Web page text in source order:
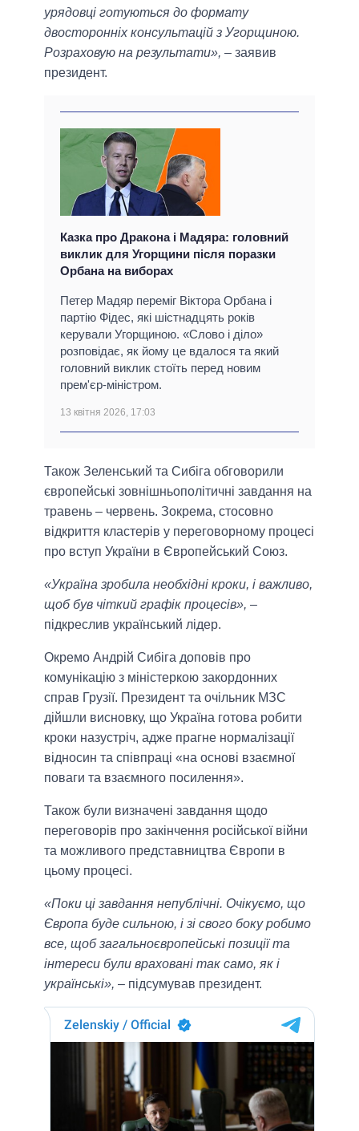
урядовці готуються до формату
двосторонніх консультацій з Угорщиною.
Розраховую на результати», – заявив
президент.
Казка про Дракона і Мадяра: головний
виклик для Угорщини після поразки
Орбана на виборах
Петер Мадяр переміг Віктора Орбана і
партію Фідес, які шістнадцять років
керували Угорщиною. «Слово і діло»
розповідає, як йому це вдалося та який
головний виклик стоїть перед новим
прем'єр-міністром.
13 квітня 2026, 17:03
Також Зеленський та Сибіга обговорили
європейські зовнішньополітичні завдання на
травень – червень. Зокрема, стосовно
відкриття кластерів у переговорному процесі
про вступ України в Європейський Союз.
«Україна зробила необхідні кроки, і важливо,
щоб був чіткий графік процесів», –
підкреслив український лідер.
Окремо Андрій Сибіга доповів про
комунікацію з міністеркою закордонних
справ Грузії. Президент та очільник МЗС
дійшли висновку, що Україна готова робити
кроки назустріч, адже прагне нормалізації
відносин та співпраці «на основі взаємної
поваги та взаємного посилення».
Також були визначені завдання щодо
переговорів про закінчення російської війни
та можливого представництва Європи в
цьому процесі.
«Поки ці завдання непублічні. Очікуємо, що
Європа буде сильною, і зі свого боку робимо
все, щоб загальноєвропейські позиції та
інтереси були враховані так само, як і
українські», – підсумував президент.